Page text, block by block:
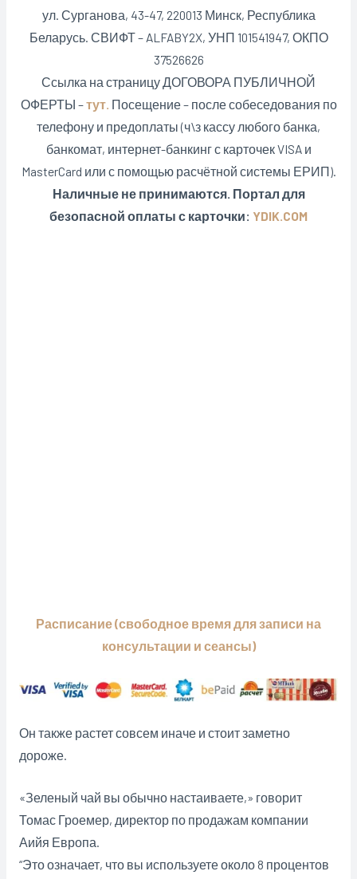
ул. Сурганова, 43-47, 220013 Минск, Республика
Беларусь. СВИФТ – ALFABY2X, УНП 101541947, ОКПО
37526626
Ссылка на страницу ДОГОВОРА ПУБЛИЧНОЙ
ОФЕРТЫ –тут. Посещение – после собеседования по
телефону и предоплаты (ч\з кассу любого банка,
банкомат, интернет-банкинг с карточек VISA и
MasterCard или с помощью расчётной системы ЕРИП).
Наличные не принимаются. Портал для
безопасной оплаты с карточки: YDIK.COM
Расписание (свободное время для записи на
консультации и сеансы)
Он также растет совсем иначе и стоит заметно
дороже.
«Зеленый чай вы обычно настаиваете,» говорит
Томас Гроемер, директор по продажам компании
Аийя Европа.
“Это означает, что вы используете около 8 процентов